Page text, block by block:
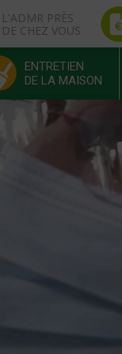
L'ADMR PRÈS
DE CHEZ VOUS
ENTRETIEN
DE LA MAISON